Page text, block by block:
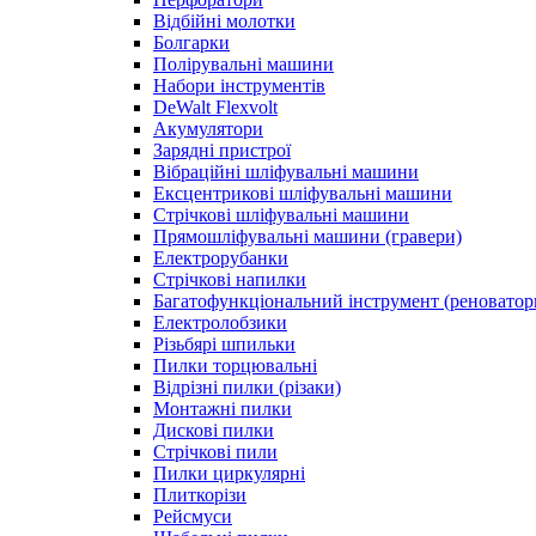
Відбійні молотки
Болгарки
Полірувальні машини
Набори інструментів
DeWalt Flexvolt
Акумулятори
Зарядні пристрої
Вібраційні шліфувальні машини
Ексцентрикові шліфувальні машини
Стрічкові шліфувальні машини
Прямошліфувальні машини (гравери)
Електрорубанки
Стрічкові напилки
Багатофункціональний інструмент
Електролобзики
Різьбярі шпильки
Пилки торцювальні
Відрізні пилки (різаки)
Монтажні пилки
Дискові пилки
Стрічкові пили
Пилки циркулярні
Плиткорізи
Рейсмуси